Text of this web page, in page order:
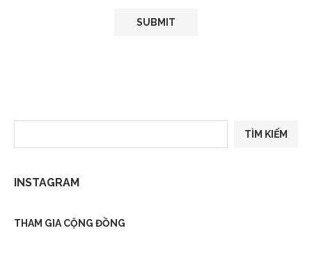
TÌM KIẾM
INSTAGRAM
THAM GIA CỘNG ĐỒNG